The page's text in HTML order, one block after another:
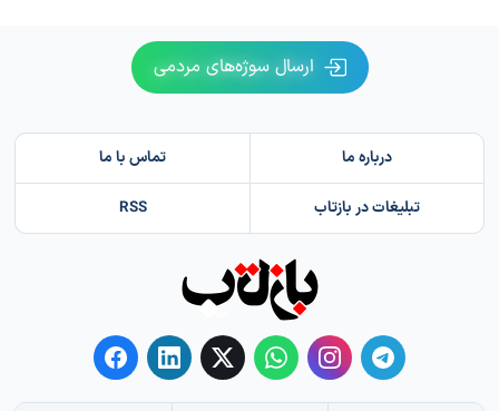
ارسال سوژه‌های مردمی
درباره ما تماس با ما
تبلیغات در بازتاب RSS